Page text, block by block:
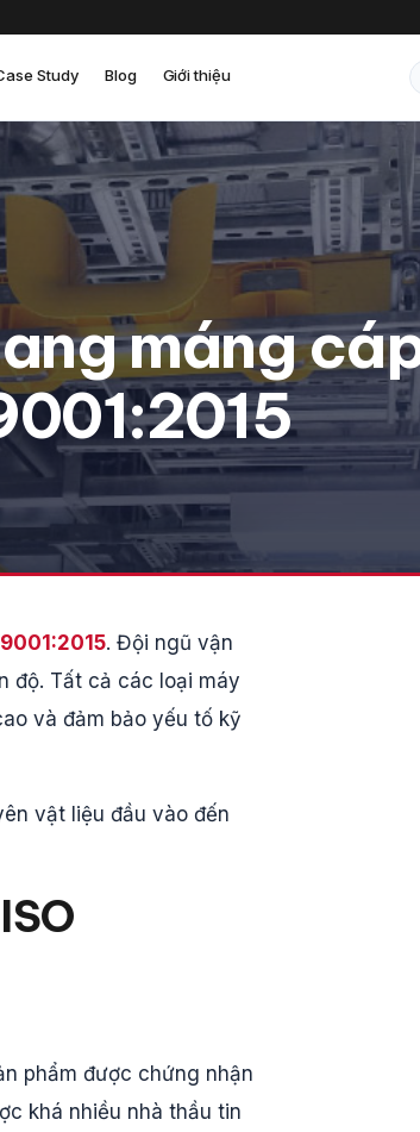
Study Blog Giới thiệu
máng
. Đội ngũ vận
độ. Tất cả các loại máy
và đảm bảo yếu tố kỹ
vật liệu đầu vào đến
phẩm được chứng nhận
khá nhiều nhà thầu tin